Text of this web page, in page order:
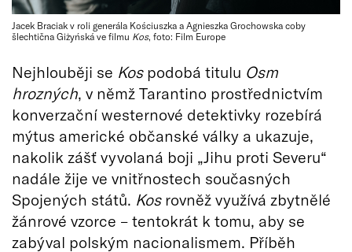
Jacek Braciak v roli generála Kościuszka a Agnieszka Grochowska coby
šlechtična Giżyńská ve filmu Kos, foto: Film Europe
Nejhlouběji se Kospodobá titulu Osm
hrozných, v němž Tarantino prostřednictvím
konverzační westernové detektivky rozebírá
mýtus americké občanské války a ukazuje,
nakolik zášť vyvolaná boji „Jihu proti Severu“
nadále žije ve vnitřnostech současných
Spojených států. Kosrovněž využívá zbytnělé
žánrové vzorce – tentokrát k tomu, aby se
zabýval polským nacionalismem. Příběh